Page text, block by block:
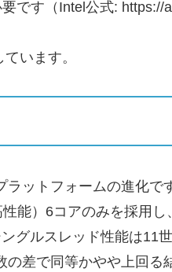
です（Intel公式: https://
います。
ットフォームの進化
能）6コアのみを採用
グルスレッド性能は11
差で同等かやや上回